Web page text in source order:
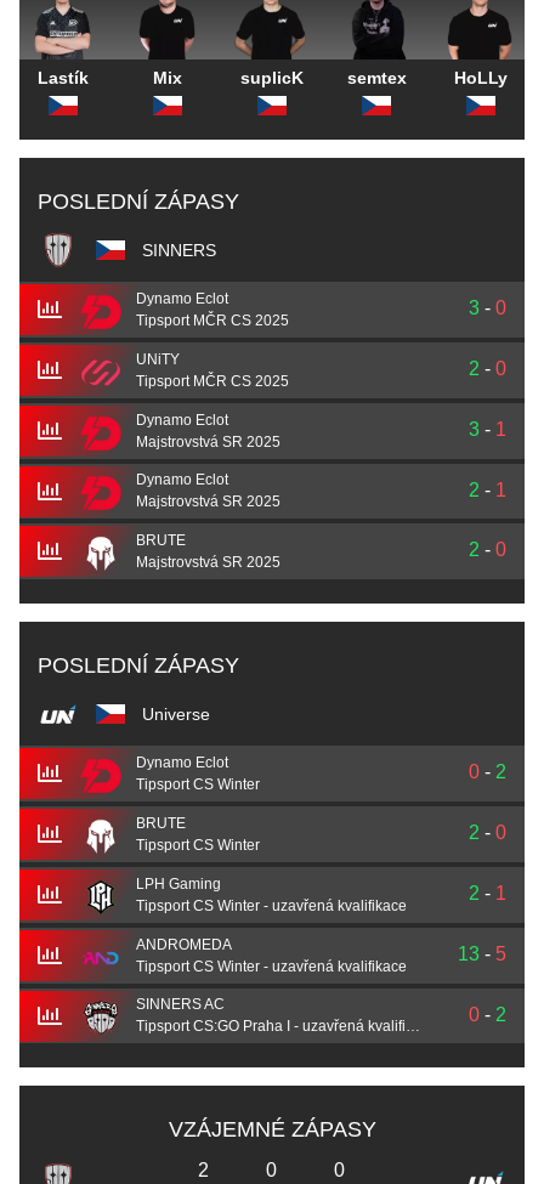
Lastík Mix suplicK semtex HoLLy
POSLEDNÍ ZÁPASY
SINNERS
Dynamo Eclot
Tipsport MČR CS 2025
3 - 0
UNiTY
Tipsport MČR CS 2025
2 - 0
Dynamo Eclot
Majstrovstvá SR 2025
3 - 1
Dynamo Eclot
Majstrovstvá SR 2025
2 - 1
BRUTE
Majstrovstvá SR 2025
2 - 0
POSLEDNÍ ZÁPASY
Universe
Dynamo Eclot
Tipsport CS Winter
0 - 2
BRUTE
Tipsport CS Winter
2 - 0
LPH Gaming
Tipsport CS Winter - uzavřená kvalifikace
2 - 1
ANDROMEDA
Tipsport CS Winter - uzavřená kvalifikace
13 - 5
SINNERS AC
Tipsport CS:GO Praha I - uzavřená kvalifikace
0 - 2
VZÁJEMNÉ ZÁPASY
2 0 0